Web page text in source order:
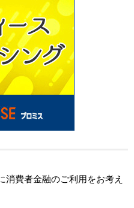
消費者金融のご利用をお考え